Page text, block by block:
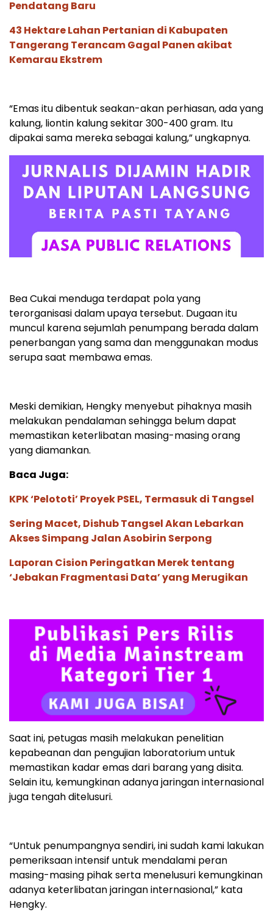
Pendatang Baru
43 Hektare Lahan Pertanian di Kabupaten
Tangerang Terancam Gagal Panen akibat
Kemarau Ekstrem
“Emas itu dibentuk seakan-akan perhiasan, ada yang
kalung, liontin kalung sekitar 300-400 gram. Itu
dipakai sama mereka sebagai kalung,” ungkapnya.
Bea Cukai menduga terdapat pola yang
terorganisasi dalam upaya tersebut. Dugaan itu
muncul karena sejumlah penumpang berada dalam
penerbangan yang sama dan menggunakan modus
serupa saat membawa emas.
Meski demikian, Hengky menyebut pihaknya masih
melakukan pendalaman sehingga belum dapat
memastikan keterlibatan masing-masing orang
yang diamankan.
Baca Juga:
KPK ‘Pelototi’ Proyek PSEL, Termasuk di Tangsel
Sering Macet, Dishub Tangsel Akan Lebarkan
Akses Simpang Jalan Asobirin Serpong
Laporan Cision Peringatkan Merek tentang
‘Jebakan Fragmentasi Data’ yang Merugikan
Saat ini, petugas masih melakukan penelitian
kepabeanan dan pengujian laboratorium untuk
memastikan kadar emas dari barang yang disita.
Selain itu, kemungkinan adanya jaringan internasional
juga tengah ditelusuri.
“Untuk penumpangnya sendiri, ini sudah kami lakukan
pemeriksaan intensif untuk mendalami peran
masing-masing pihak serta menelusuri kemungkinan
adanya keterlibatan jaringan internasional,” kata
Hengky.